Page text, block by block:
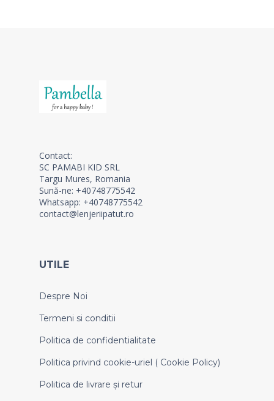
Contact:
SC PAMABI KID SRL
Targu Mures, Romania
Sună-ne: +40748775542
Whatsapp: +40748775542
contact@lenjeriipatut.ro
UTILE
Despre Noi
Termeni si conditii
Politica de confidentialitate
Politica privind cookie-uriel ( Cookie Policy)
Politica de livrare și retur